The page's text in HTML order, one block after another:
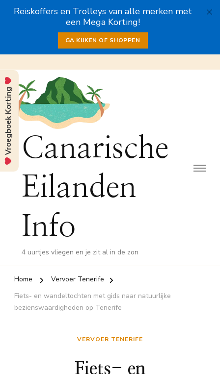
Reiskoffers en Trolleys van alle merken met
een Mega Korting!
GA KIJKEN OF SHOPPEN
Canarische
Eilanden
Info
4 uurtjes vliegen en je zit al in de zon
Home
Vervoer Tenerife
Fiets- en wandeltochten met gids naar natuurlijke
bezienswaardigheden op Tenerife
VERVOER TENERIFE
Fiets- en
Vroegboek Korting